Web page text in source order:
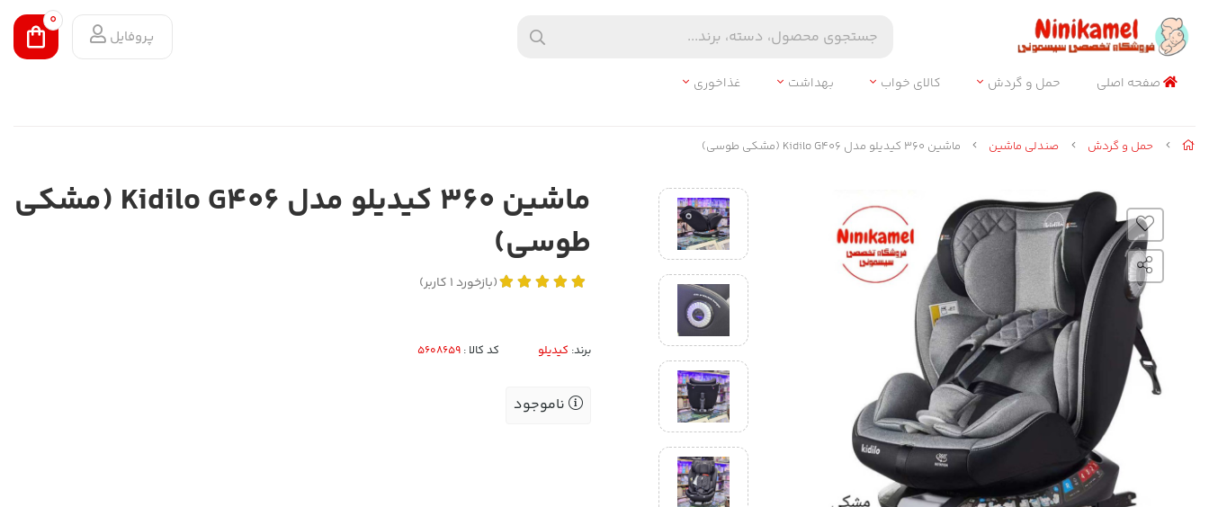
پروفایل
0
صفحه اصلی حمل و گردش کالای خواب بهداشت غذاخوری
حمل و گردش صندلی ماشین ماشین ۳۶۰ کیدیلو مدل Kidilo G406 (مشکی طوسی)
ماشین ۳۶۰ کیدیلو مدل Kidilo G406 (مشکی
طوسی)
(بازخورد کاربر)
برند: کیدیلو کد کالا :
ناموجود